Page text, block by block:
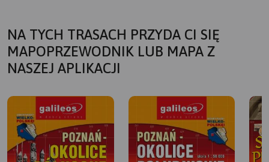
NA TYCH TRASACH PRZYDA CI SIĘ
MAPOPRZEWODNIK LUB MAPA Z
NASZEJ APLIKACJI